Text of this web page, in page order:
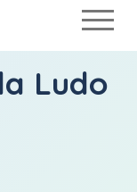
Ludo